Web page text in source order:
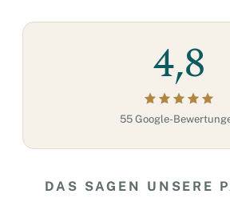
4,8
55 Google-
DAS SAGEN UNSERE